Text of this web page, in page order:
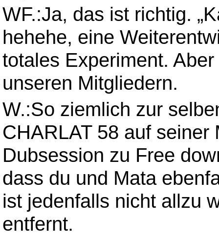
WF.:Ja, das ist richtig.
hehehe, eine
totales Experiment.
unseren Mitgliedern.
W.:So ziemlich zur
CHARLAT 58 auf seiner
Dubsession zu Free
dass du und Mata
ist jedenfalls nicht allzu
entfernt.